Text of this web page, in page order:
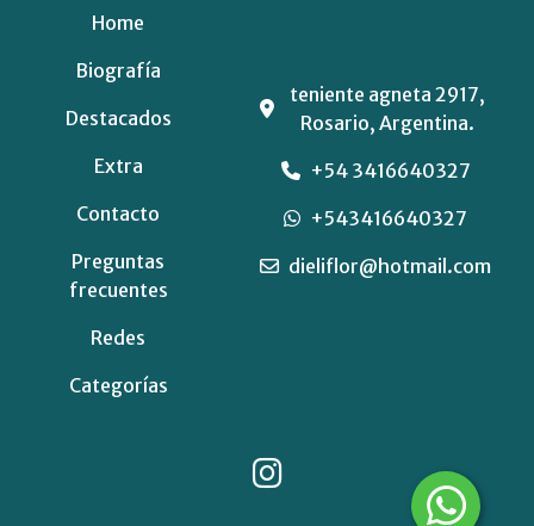
Home
Biografía
Destacados
Extra
Contacto
Preguntas
frecuentes
Redes
Categorías
teniente agneta 2917,
Rosario, Argentina.
+54 3416640327
+543416640327
dieliflor@hotmail.com